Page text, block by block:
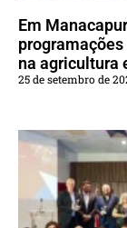
Em
na agricultura
25 de setembro de